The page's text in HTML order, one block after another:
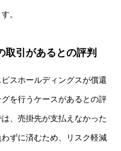
。
取引があるとの評判
スホールディングスが償還
を行うケースがあるとの評
、売掛先が支払えなかった
ずに済むため、リスク軽減